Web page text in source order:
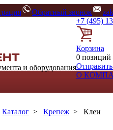
Обратный звонок
и оборудования
+7 (495)
Корзина
0 позиций
Отправить
О
Каталог > Крепеж > Клеи